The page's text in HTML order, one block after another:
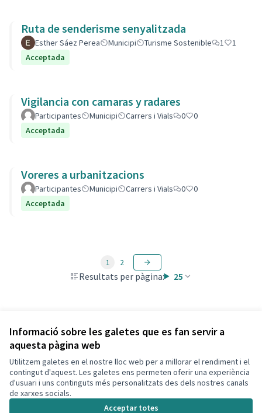
Informació sobre les galetes que es fan servir a
aquesta pàgina web
Utilitzem galetes en el nostre lloc web per a millorar el rendiment i el
contingut d'aquest. Les galetes ens permeten oferir una experiència
d'usuari i uns continguts més personalitzats des dels nostres canals
de xarxes socials.
Acceptar totes
Ruta de senderisme senyalitzada
Esther Sáez Perea Municipi Turisme Sostenible 1
1
Acceptada
Vigilancia con camaras y radares
Participantes Municipi Carrers i Vials 0
0
Acceptada
Voreres a urbanitzacions
Participantes Municipi Carrers i Vials 0
0
Acceptada
Resultats per pàgina: 25
1 2
Veure totes les propostes retirades
Termes i condicions d'ús
Configuració de les galetes
Decidim Calafell a X
(Enllaç extern)
Decidim Calafell a Facebook
Decidim Calafell a YouTube
Decidim Calafell a GitHub
(Enllaç extern)